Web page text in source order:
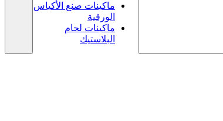
ماكينات صنع الأكياس
الورقية
ماكينات لحام
البلاستيك